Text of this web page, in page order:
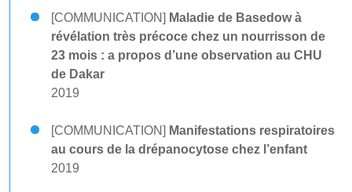
[COMMUNICATION] Maladie de Basedow à
révélation très précoce chez un nourrisson de
23 mois : a propos d’une observation au CHU
de Dakar
2019
[COMMUNICATION] Manifestations respiratoires
au cours de la drépanocytose chez l’enfant
2019